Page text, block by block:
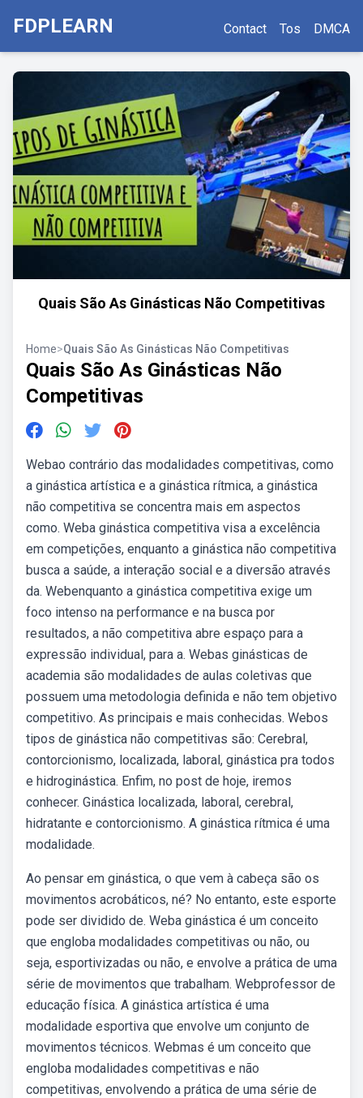
FDPLEARN Contact Tos DMCA
Quais São As Ginásticas Não Competitivas
Home>Quais São As Ginásticas Não Competitivas
Quais São As Ginásticas Não
Competitivas
Webao contrário das modalidades competitivas, como
a ginástica artística e a ginástica rítmica, a ginástica
não competitiva se concentra mais em aspectos
como. Weba ginástica competitiva visa a excelência
em competições, enquanto a ginástica não competitiva
busca a saúde, a interação social e a diversão através
da. Webenquanto a ginástica competitiva exige um
foco intenso na performance e na busca por
resultados, a não competitiva abre espaço para a
expressão individual, para a. Webas ginásticas de
academia são modalidades de aulas coletivas que
possuem uma metodologia definida e não tem objetivo
competitivo. As principais e mais conhecidas. Webos
tipos de ginástica não competitivas são: Cerebral,
contorcionismo, localizada, laboral, ginástica pra todos
e hidroginástica. Enfim, no post de hoje, iremos
conhecer. Ginástica localizada, laboral, cerebral,
hidratante e contorcionismo. A ginástica rítmica é uma
modalidade.
Ao pensar em ginástica, o que vem à cabeça são os
movimentos acrobáticos, né? No entanto, este esporte
pode ser dividido de. Weba ginástica é um conceito
que engloba modalidades competitivas ou não, ou
seja, esportivizadas ou não, e envolve a prática de uma
série de movimentos que trabalham. Webprofessor de
educação física. A ginástica artística é uma
modalidade esportiva que envolve um conjunto de
movimentos técnicos. Webmas é um conceito que
engloba modalidades competitivas e não
competitivas, envolvendo a prática de uma série de